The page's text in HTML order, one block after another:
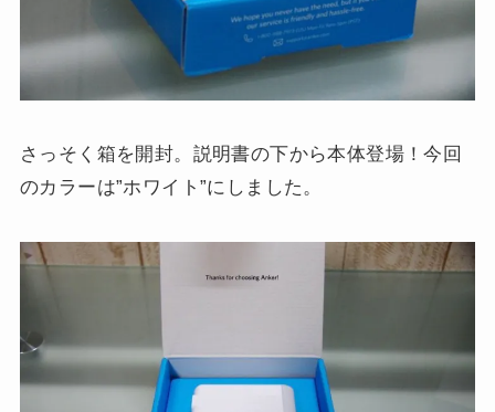
さっそく箱を開封。説明書の下から本体登場！今回
のカラーは”ホワイト”にしました。